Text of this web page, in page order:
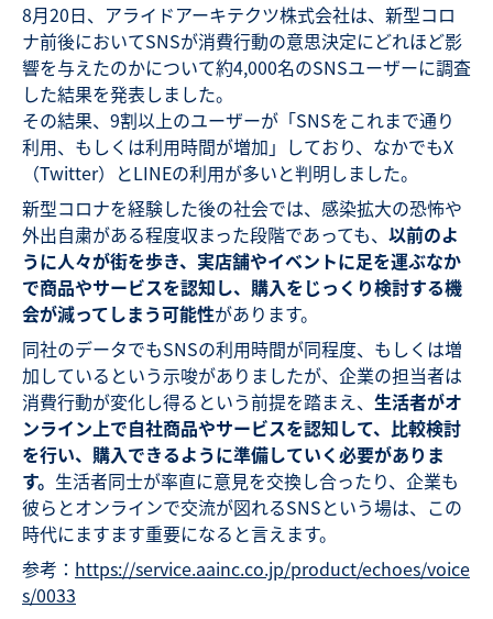
8月20日、アライドアーキテクツ株式会社は、新型コロ
ナ前後においてSNSが消費行動の意思決定にどれほど影
響を与えたのかについて約4,000名のSNSユーザーに調査
した結果を発表しました。
その結果、9割以上のユーザーが「SNSをこれまで通り
利用、もしくは利用時間が増加」しており、なかでもX
（Twitter）とLINEの利用が多いと判明しました。
新型コロナを経験した後の社会では、感染拡大の恐怖や
外出自粛がある程度収まった段階であっても、 以前のよ
うに人々が街を歩き、実店舗やイベントに足を運ぶなか
で商品やサービスを認知し、購入をじっくり検討する機
会が減ってしまう可能性があります。
同社のデータでもSNSの利用時間が同程度、もしくは増
加しているという示唆がありましたが、企業の担当者は
消費行動が変化し得るという前提を踏まえ、 生活者がオ
ンライン上で自社商品やサービスを認知して、比較検討
を行い、購入できるように準備していく必要がありま
す。 生活者同士が率直に意見を交換し合ったり、企業も
彼らとオンラインで交流が図れるSNSという場は、この
時代にますます重要になると言えます。
参考： https://service.aainc.co.jp/product/echoes/voice
s/0033